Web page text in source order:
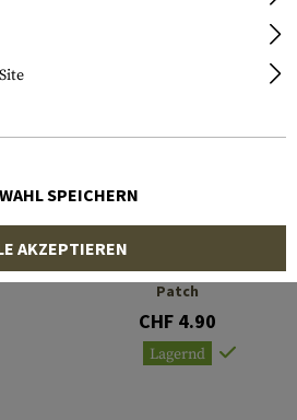
Sexiest Man Alive Rubber
Patch
CHF 4.90
Lagernd
SPEICHERN
AKZEPTIEREN